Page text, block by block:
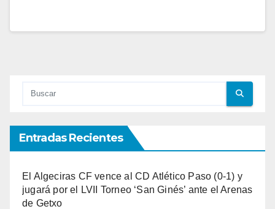
Entradas Recientes
El Algeciras CF vence al CD Atlético Paso (0-1) y
jugará por el LVII Torneo ‘San Ginés’ ante el Arenas
de Getxo